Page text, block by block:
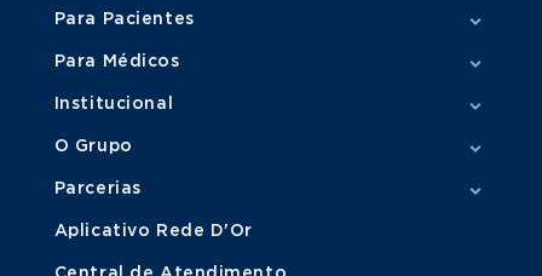
Para Pacientes
Para Médicos
Institucional
O Grupo
Parcerias
Aplicativo Rede D'Or